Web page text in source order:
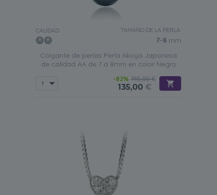
CALIDAD: TAMAÑO DE LA PERLA:
7-8 mm
Colgante de perlas Perla Akoya Japonesa
de calidad AA de 7 a 8mm en color Negro
-82% 745,00 €
135,00 €